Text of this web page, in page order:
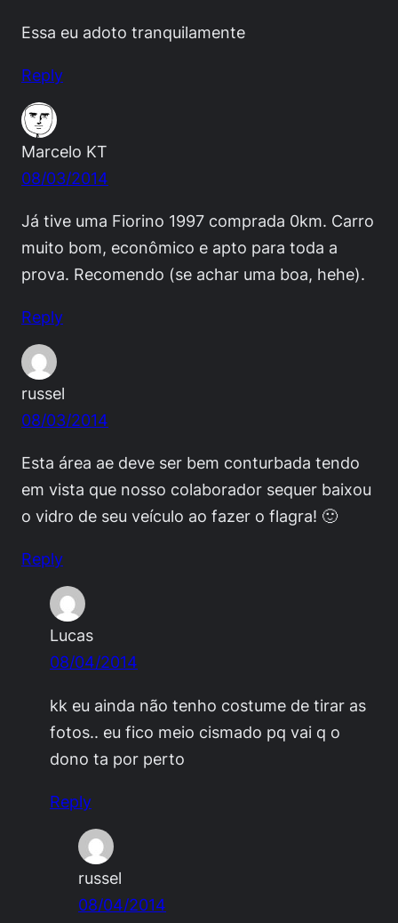
Essa eu adoto tranquilamente
Reply
Marcelo KT
08/03/2014
Já tive uma Fiorino 1997 comprada 0km. Carro
muito bom, econômico e apto para toda a
prova. Recomendo (se achar uma boa, hehe).
Reply
russel
08/03/2014
Esta área ae deve ser bem conturbada tendo
em vista que nosso colaborador sequer baixou
o vidro de seu veículo ao fazer o flagra! 🙂
Reply
Lucas
08/04/2014
kk eu ainda não tenho costume de tirar as
fotos.. eu fico meio cismado pq vai q o
dono ta por perto
Reply
russel
08/04/2014